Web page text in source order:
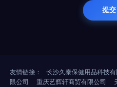
友情链接： 长沙久泰保健用品科技有
限公司
重庆艺辉轩商贸有限公司